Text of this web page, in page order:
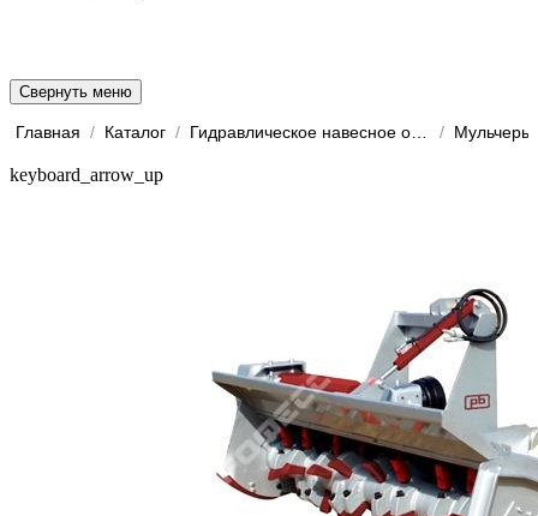
Свернуть меню
Главная / Каталог / / Мульчеры
keyboard_arrow_up